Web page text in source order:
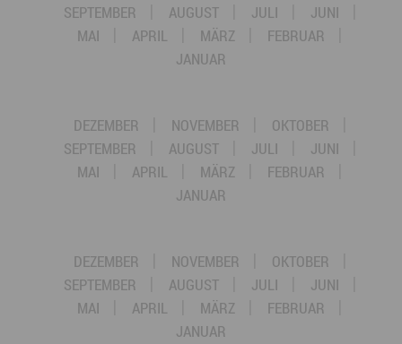
SEPTEMBER
AUGUST JULI
JUNI
MAI
APRIL MÄRZ
FEBRUAR
JANUAR
DEZEMBER NOVEMBER
OKTOBER
SEPTEMBER
AUGUST JULI
JUNI
MAI
APRIL MÄRZ
FEBRUAR
JANUAR
DEZEMBER NOVEMBER
OKTOBER
SEPTEMBER
AUGUST JULI
JUNI
MAI
APRIL MÄRZ
FEBRUAR
JANUAR